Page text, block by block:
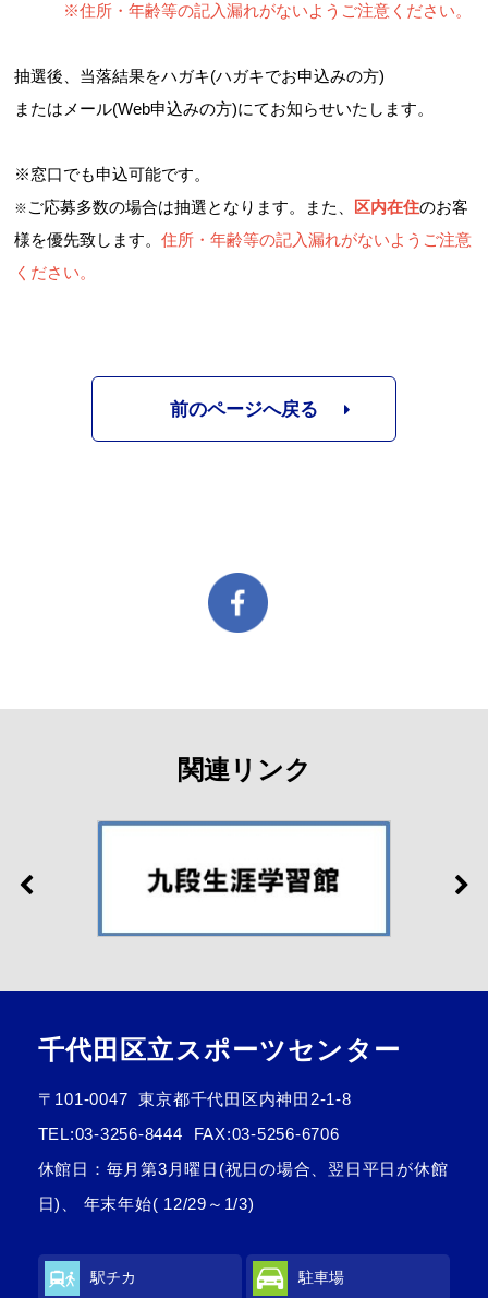
※住所・年齢等の記入漏れがないようご注意ください。
抽選後、当落結果をハガキ(ハガキでお申込みの方)
またはメール(Web申込みの方)にてお知らせいたします。
※窓口でも申込可能です。
※ ご応募多数の場合は抽選となります。また、 区内在住のお客
様を優先致します。住所・年齢等の記入漏れがないようご注意
ください。
前のページへ戻る
関連リンク
千代田区立スポーツセンター
〒101-0047
東京都千代田区内神田2-1-8
TEL:03-3256-8444
FAX:03-5256-6706
休館日：毎月第3月曜日(祝日の場合、翌日平日が休館
日)、 年末年始( 12/29～1/3)
駅チカ 駐車場